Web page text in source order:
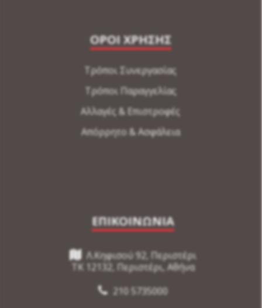
ΟΡΟΙ ΧΡΗΣΗΣ
Τρόποι Συνεργασίας
Τρόποι Παραγγελίας
Αλλαγές & Επιστροφές
Απόρρητο & Ασφάλεια
ΕΠΙΚΟΙΝΩΝΙΑ
Λ.Κηφισού 92, Περιστέρι
TK 12132, Περιστέρι, Αθήνα
210 5735000